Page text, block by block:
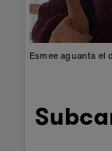
Esmee aguanta